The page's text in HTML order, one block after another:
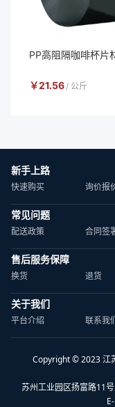
PP高阻隔咖啡杯片
￥21.56/ 公斤
新手上路
快速购买 询价报
常见问题
配送政策 合同签
售后服务保障
换货 退货
关于我们
平台介绍 联系我
Copyright © 2023 江
苏州工业园区扬富路11